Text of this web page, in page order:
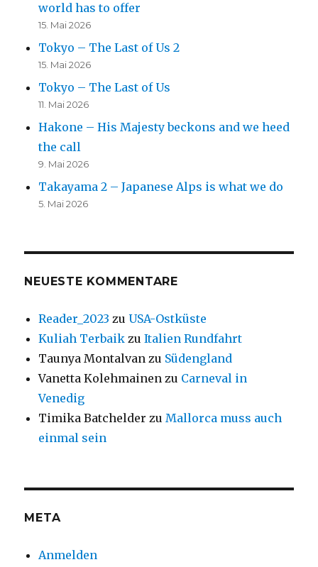
world has to offer
15. Mai 2026
Tokyo – The Last of Us 2
15. Mai 2026
Tokyo – The Last of Us
11. Mai 2026
Hakone – His Majesty beckons and we heed
the call
9. Mai 2026
Takayama 2 – Japanese Alps is what we do
5. Mai 2026
NEUESTE KOMMENTARE
Reader_2023 zuUSA-Ostküste
Kuliah Terbaik zuItalien Rundfahrt
Taunya Montalvan zu Südengland
Vanetta Kolehmainen zu Carneval in
Venedig
Timika Batchelder zuMallorca muss auch
einmal sein
META
Anmelden